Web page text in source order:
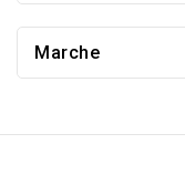
Marche